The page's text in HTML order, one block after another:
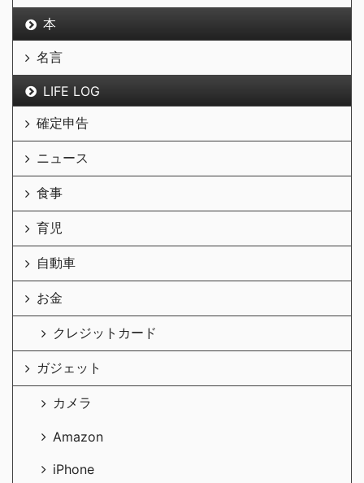
本
名言
LIFE LOG
確定申告
ニュース
食事
育児
自動車
お金
クレジットカード
ガジェット
カメラ
Amazon
iPhone